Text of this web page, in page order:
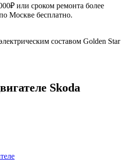
или сроком ремонта более
Москве бесплатно.
составом Golden Star
Skoda